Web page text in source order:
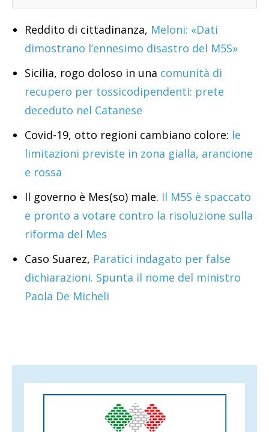
Reddito di cittadinanza, Meloni: «Dati
dimostrano l’ennesimo disastro del M5S»
Sicilia, rogo doloso in una comunità di
recupero per tossicodipendenti: prete
deceduto nel Catanese
Covid-19, otto regioni cambiano colore: le
limitazioni previste in zona gialla, arancione
e rossa
Il governo è Mes(so) male. Il M5S è spaccato
e pronto a votare contro la risoluzione sulla
riforma del Mes
Caso Suarez, Paratici indagato per false
dichiarazioni. Spunta il nome del ministro
Paola De Micheli